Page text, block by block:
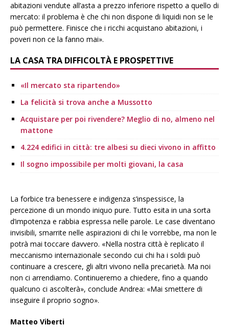
abitazioni vendute all’asta a prezzo inferiore rispetto a quello di
mercato: il problema è che chi non dispone di liquidi non se le
può permettere. Finisce che i ricchi acquistano abitazioni, i
poveri non ce la fanno mai».
LA CASA TRA DIFFICOLTÀ E PROSPETTIVE
«Il mercato sta ripartendo»
La felicità si trova anche a Mussotto
Acquistare per poi rivendere? Meglio di no, almeno nel
mattone
4.224 edifici in città: tre albesi su dieci vivono in affitto
Il sogno impossibile per molti giovani, la casa
La forbice tra benessere e indigenza s’inspessisce, la
percezione di un mondo iniquo pure. Tutto esita in una sorta
d’impotenza e rabbia espressa nelle parole. Le case diventano
invisibili, smarrite nelle aspirazioni di chi le vorrebbe, ma non le
potrà mai toccare davvero. «Nella nostra città è replicato il
meccanismo internazionale secondo cui chi ha i soldi può
continuare a crescere, gli altri vivono nella precarietà. Ma noi
non ci arrendiamo. Continueremo a chiedere, fino a quando
qualcuno ci ascolterà», conclude Andrea: «Mai smettere di
inseguire il proprio sogno».
Matteo Viberti